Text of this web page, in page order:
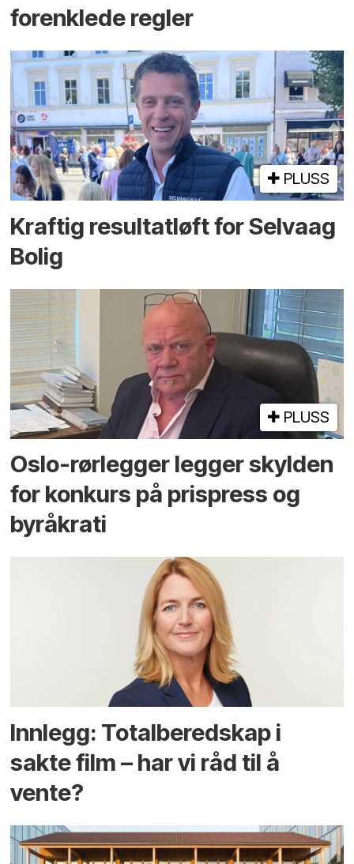
forenklede regler
PLUSS
Kraftig resultatløft for Selvaag
Bolig
PLUSS
Oslo-rørlegger legger skylden
for konkurs på prispress og
byråkrati
Innlegg: Totalberedskap i
sakte film – har vi råd til å
vente?